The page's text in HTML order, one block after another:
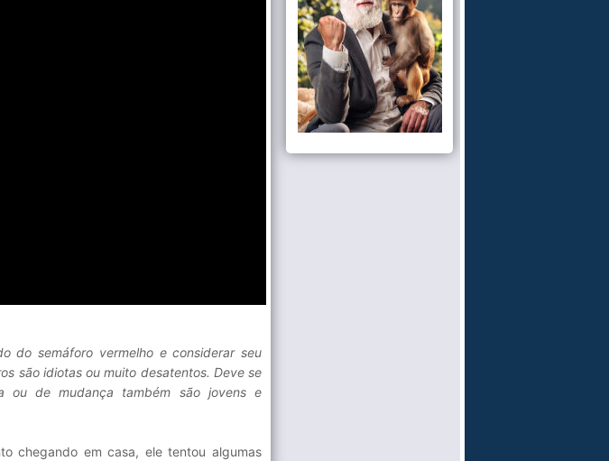
do semáforo vermelho e considerar seu
são idiotas ou muito desatentos. Deve se
ou de mudança também são jovens e
chegando em casa, ele tentou algumas